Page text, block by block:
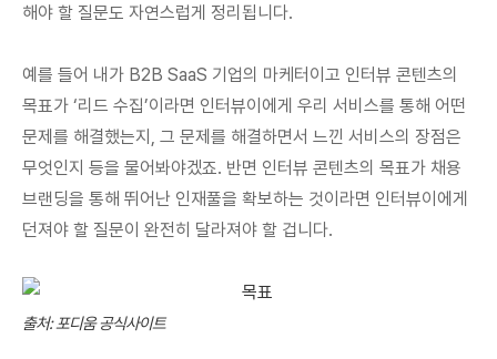
해야 할 질문도 자연스럽게 정리됩니다.
예를 들어 내가 B2B SaaS 기업의 마케터이고 인터뷰 콘텐츠의
목표가 ‘리드 수집’이라면 인터뷰이에게 우리 서비스를 통해 어떤
문제를 해결했는지, 그 문제를 해결하면서 느낀 서비스의 장점은
무엇인지 등을 물어봐야겠죠. 반면 인터뷰 콘텐츠의 목표가 채용
브랜딩을 통해 뛰어난 인재풀을 확보하는 것이라면 인터뷰이에게
던져야 할 질문이 완전히 달라져야 할 겁니다.
출처: 포디움 공식사이트